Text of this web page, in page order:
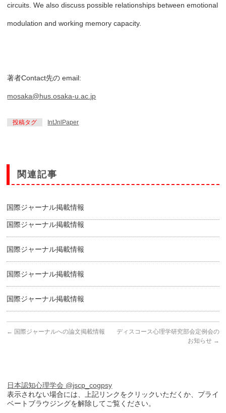
circuits. We also discuss possible relationships between emotional
modulation and working memory capacity.
著者Contact先の email:
mosaka@hus.osaka-u.ac.jp
投稿タグ IntJnlPaper
関連記事
国際ジャーナル掲載情報
国際ジャーナル掲載情報
国際ジャーナル掲載情報
国際ジャーナル掲載情報
国際ジャーナル掲載情報
← 国際ジャーナルへの論文掲載情報
ディスコース心理学研究部会定例会の
お知らせ →
日本認知心理学会 @jscp_cogpsy
表示されない場合には、上記リンクをクリックいただくか、プライ
ベートブラウジングを解除してご覧ください。